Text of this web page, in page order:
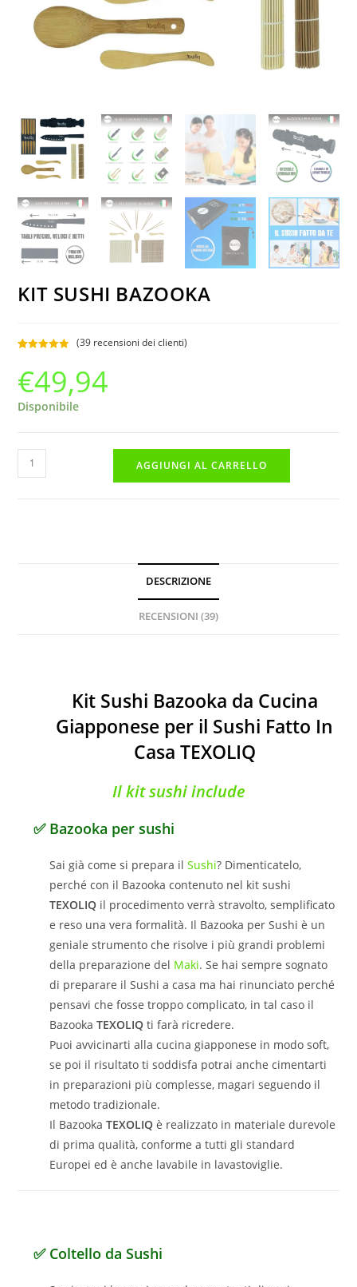
KIT SUSHI BAZOOKA
su 5 su
base di
recensioni
(39 recensioni dei clienti)
€49,94
Disponibile
KIT
SUSHI
AGGIUNGI AL CARRELLO
DESCRIZIONE
RECENSIONI (39)
Kit Sushi Bazooka da Cucina
Giapponese per il Sushi Fatto In
Casa TEXOLIQ
Il kit sushi include
✅ Bazooka per sushi
Sai già come si prepara ilSushi? Dimenticatelo,
perché con il Bazooka contenuto nel kit sushi
TEXOLIQ il procedimento verrà stravolto, semplificato
e reso una vera formalità. Il Bazooka per Sushi è un
geniale strumento che risolve i più grandi problemi
della preparazione del Maki. Se hai sempre sognato
di preparare il Sushi a casa ma hai rinunciato perché
pensavi che fosse troppo complicato, in tal caso il
BazookaTEXOLIQ ti farà ricredere.
Puoi avvicinarti alla cucina giapponese in modo soft,
se poi il risultato ti soddisfa potrai anche cimentarti
in preparazioni più complesse, magari seguendo il
metodo tradizionale.
Il BazookaTEXOLIQ è realizzato in materiale durevole
di prima qualità, conforme a tutti gli standard
Europei ed è anche lavabile in lavastoviglie.
✅ Coltello da Sushi